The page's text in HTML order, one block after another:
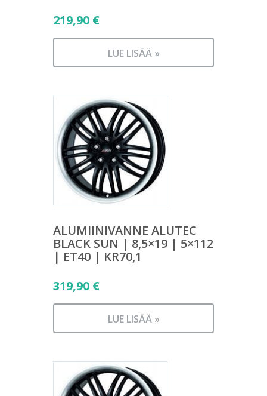
219,90 €
LUE LISÄÄ »
ALUMIINIVANNE ALUTEC
BLACK SUN | 8,5×19 | 5×112
| ET40 | KR70,1
319,90 €
LUE LISÄÄ »